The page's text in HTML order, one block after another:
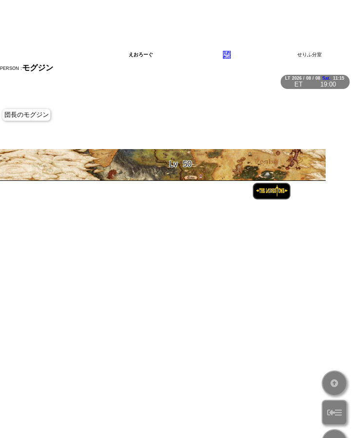
LT 2026 / 08 / 08 Sat. 11:15
ET 19:00
えおろーぐ せりふ分室
PERSON : モグジン
団長のモグジン
Lv 50